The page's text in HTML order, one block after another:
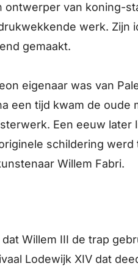
ontwerper van koning-
werk. Zijn
gemaakt.
eigenaar was van
een tijd kwam de oude
Een eeuw later
schildering
Willem Fabri.
Willem III de trap
Lodewijk XIV dat